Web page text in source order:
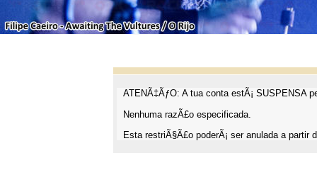
ATENÃ‡ÃƒO: A tua conta estÃ¡ SUSPENSA
Nenhuma razÃ£o especificada.
Esta restriÃ§Ã£o poderÃ¡ ser anulada a partir